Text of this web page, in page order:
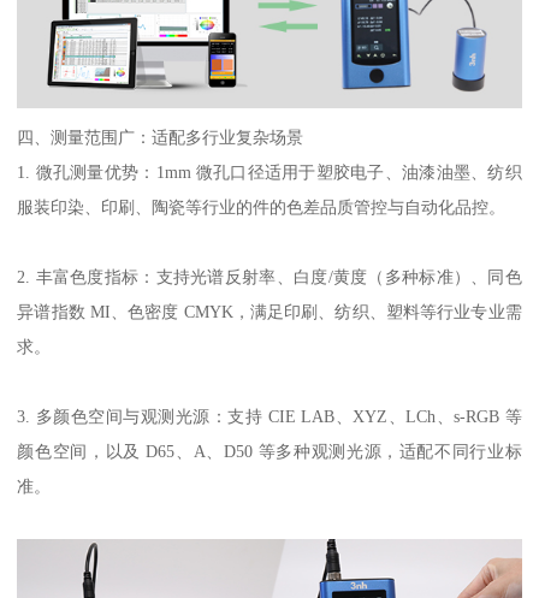
四、测量范围广：适配多行业复杂场景
1. 微孔测量优势：1mm 微孔口径适用于塑胶电子、油漆油墨、纺织
服装印染、印刷、陶瓷等行业的件的色差品质管控与自动化品控。
2. 丰富色度指标：支持光谱反射率、白度/黄度（多种标准）、同色
异谱指数 MI、色密度 CMYK，满足印刷、纺织、塑料等行业专业需
求。
3. 多颜色空间与观测光源：支持 CIE LAB、XYZ、LCh、s-RGB 等
颜色空间，以及 D65、A、D50 等多种观测光源，适配不同行业标
准。